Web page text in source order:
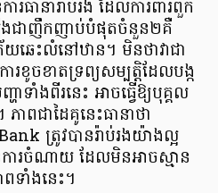
ធានារ៉ាប់រង ដែលការពារពួក
ងជាញឹកញាប់បំផុតចំនួន២គឺ
យឆេះ​លំនៅឋាន។ មិនថាវាជា
ារខូចខាតទ្រព្យសម្បត្តិ​ដែលបង្ក​
ទាំងពីរនេះ អាចធ្វើឱ្យបុគ្គល
ភាពជាដៃគូនេះ​ធានាថា
ត្រូវបានរ៉ាប់រងយ៉ាងល្អ
ារចំណាយ ដែលមិនអាចស្មាន
ទាំងនេះ។